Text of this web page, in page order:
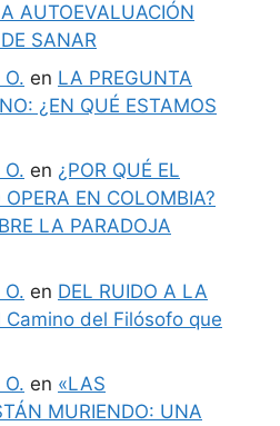
AUTOEVALUACIÓN
SANAR
en LA PREGUNTA
¿EN QUÉ ESTAMOS
en ¿POR QUÉ EL
EN COLOMBIA?
LA PARADOJA
en DEL RUIDO A LA
Camino del Filósofo que
en «LAS
MURIENDO: UNA